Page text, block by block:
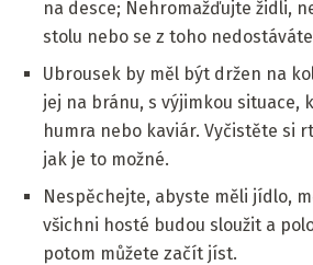
na desce; Nehromažďujte židli,
stolu nebo se z toho
Ubrousek by měl být držen na
jej na bránu, s výjimkou situace,
humra nebo kaviár. Vyčistěte si
jak je to možné.
Nespěchejte, abyste měli jídlo,
všichni hosté budou sloužit a
potom můžete začít jíst.